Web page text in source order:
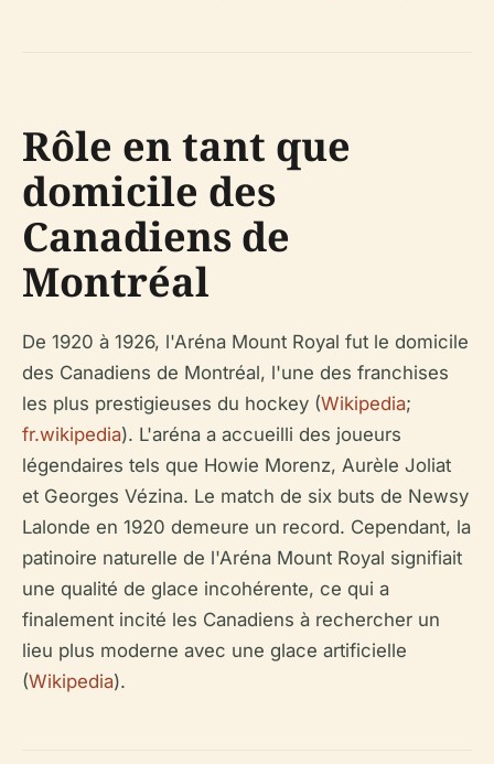
Rôle en tant que
domicile des
Canadiens de
Montréal
De 1920 à 1926, l'Aréna Mount Royal fut le domicile
des Canadiens de Montréal, l'une des franchises
les plus prestigieuses du hockey (Wikipedia;
fr.wikipedia). L'aréna a accueilli des joueurs
légendaires tels que Howie Morenz, Aurèle Joliat
et Georges Vézina. Le match de six buts de Newsy
Lalonde en 1920 demeure un record. Cependant, la
patinoire naturelle de l'Aréna Mount Royal signifiait
une qualité de glace incohérente, ce qui a
finalement incité les Canadiens à rechercher un
lieu plus moderne avec une glace artificielle
(Wikipedia).